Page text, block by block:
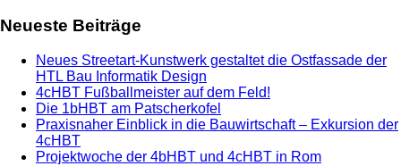
Neueste Beiträge
Neues Streetart-Kunstwerk gestaltet die Ostfassade der
HTL Bau Informatik Design
4cHBT Fußballmeister auf dem Feld!
Die 1bHBT am Patscherkofel
Praxisnaher Einblick in die Bauwirtschaft – Exkursion der
4cHBT
Projektwoche der 4bHBT und 4cHBT in Rom